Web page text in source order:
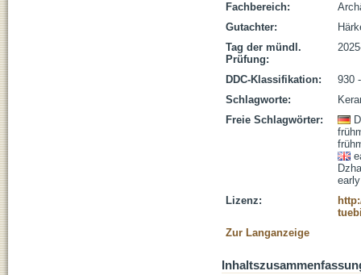
Fachbereich:
Gutachter:
Tag der mündl.
Prüfung:
DDC-Klassifikation:
930
Schlagworte:
Freie Schlagwörter:
Lizenz:
Zur Langanzeige